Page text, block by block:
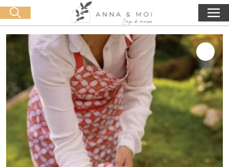
Consegna gratuita a partire da 60€ di acquisto 0,00€
Lancia la ricerca